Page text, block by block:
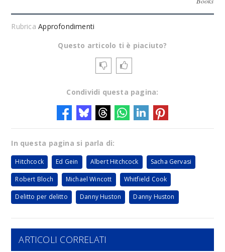
RubricaApprofondimenti
Questo articolo ti è piaciuto?
Condividi questa pagina:
In questa pagina si parla di:
Hitchcock Ed Gein Albert Hitchcock Sacha Gervasi
Robert Bloch Michael Wincott Whitfield Cook
Delitto per delitto Danny Huston Danny Huston
ARTICOLI CORRELATI